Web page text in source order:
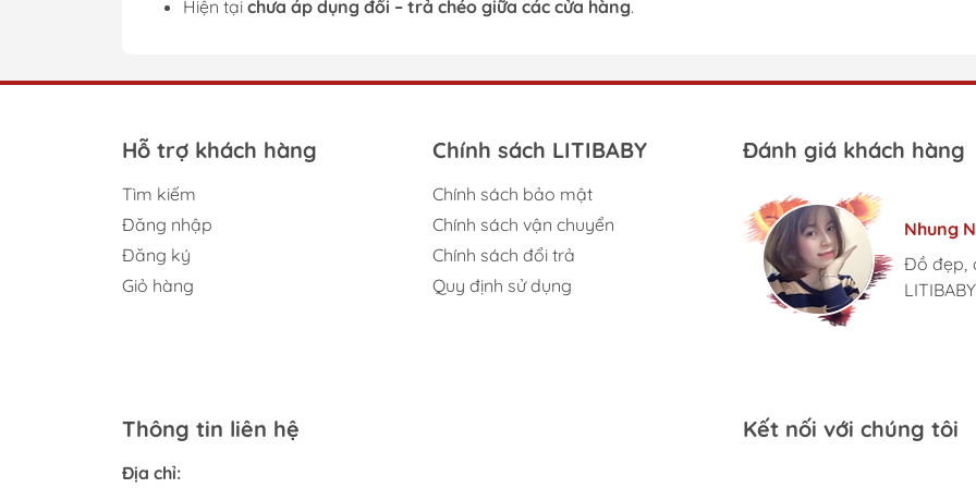
Hiện tại chưa áp dụng đổi – trả chéo giữa các cửa hàng.
Hỗ trợ khách hàng
Tìm kiếm
Đăng nhập
Đăng ký
Giỏ hàng
Chính sách LITIBABY
Chính sách bảo mật
Chính sách vận chuyển
Chính sách đổi trả
Quy định sử dụng
Đánh giá khách hàng
Mình
mặt
chuyên
Nhung
Đồ đẹp,
Ngọc
Lần
thiết
Nhà
đến giờ
Thu
size đại,
Thông tin liên hệ
Địa chỉ:
Kết nối với chúng tôi